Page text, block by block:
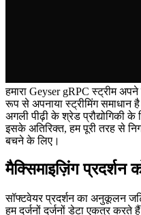
हमारा Geyser gRPC स्ट्रीम
रूप से अपनाया स्ट्रीमिंग समाधान
अगली पीढ़ी के श्रेड प्रौद्योगिकी
इसके अतिरिक्त, हम पूरी तरह से
बचने के लिए।
मैक्सिमाइज़िंग प्रदर्शन
सॉफ्टवेयर प्रदर्शन का अनुकूलन
हम दर्जनों दर्जनों डेटा एकत्र